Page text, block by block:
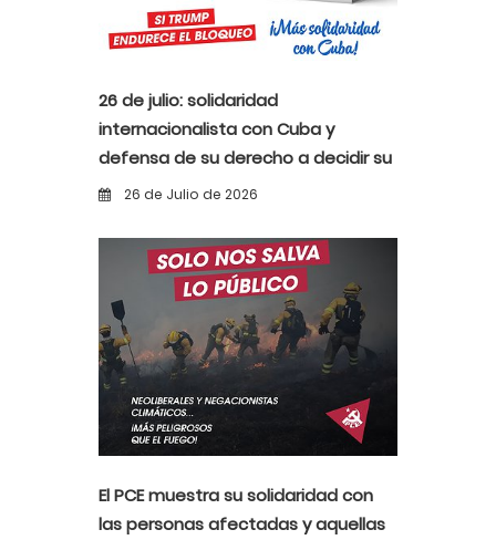
26 de julio: solidaridad
internacionalista con Cuba y
defensa de su derecho a decidir su
propio destino
26 de Julio de 2026
El PCE muestra su solidaridad con
las personas afectadas y aquellas